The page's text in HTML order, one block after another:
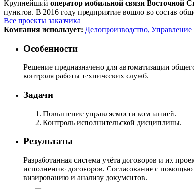
Крупнейший оператор мобильной связи Восточной
пунктов. В 2016 году предприятие вошло во состав
Все проекты заказчика
Компания использует: Делопроизводство, Управление
Особенности
Решение предназначено для автоматизации
контроля работы технических служб.
Задачи
Повышение управляемости компанией.
Контроль исполнительской дисциплины.
Результаты
Разработанная система учёта договоров и их
исполнению договоров. Согласование с
визированию и анализу документов.